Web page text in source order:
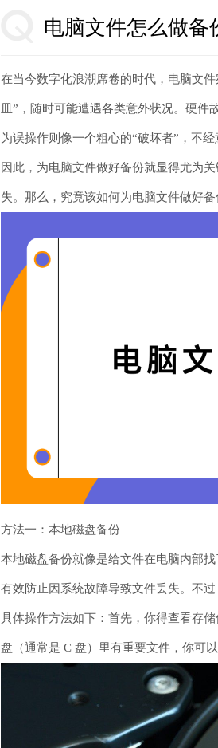
电脑文件怎么做
在当今数字化浪潮席卷的时代，电脑文
皿”，随时可能遭遇各类意外状况。硬
为误操作则像一个粗心的“破坏者”，不
因此，为电脑文件做好备份就显得尤为
失。那么，究竟该如何为电脑文件做好
方法一：本地磁盘备份
本地磁盘备份就像是给文件在电脑内部
有效防止因系统故障导致文件丢失。不
具体操作方法如下：首先，你得查看存
盘（通常是 C 盘）里有重要文件，你可